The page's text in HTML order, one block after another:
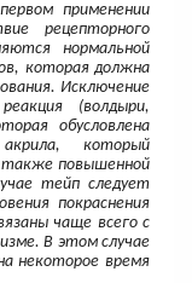
применении
рецепторного
нормальной
которая должна
Исключение
(волдыри,
обусловлена
акрила, который
также повышенной
тейп следует
покраснения
чаще всего с
В этом случае
некоторое время